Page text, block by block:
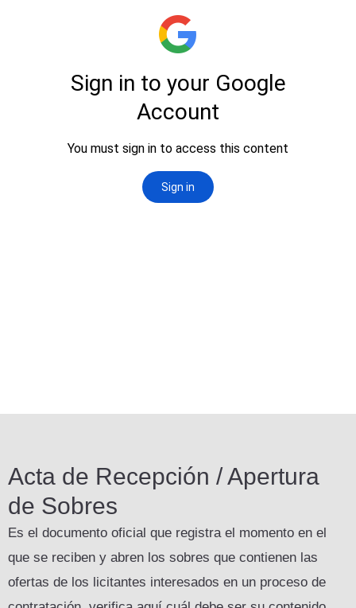
Acta de Recepción / Apertura
de Sobres
Es el documento oficial que registra el momento en el
que se reciben y abren los sobres que contienen las
ofertas de los licitantes interesados en un proceso de